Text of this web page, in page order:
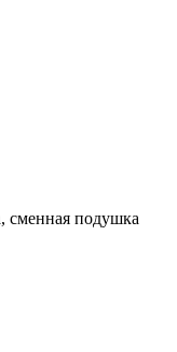
сменная подушка